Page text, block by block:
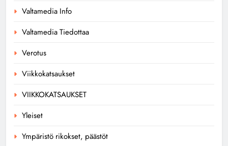
Valtamedia Info
Valtamedia Tiedottaa
Verotus
Viikkokatsaukset
VIIKKOKATSAUKSET
Yleiset
Ympäristö rikokset, päästöt